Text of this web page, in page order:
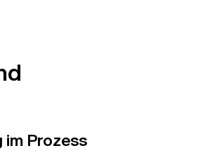
im Prozess